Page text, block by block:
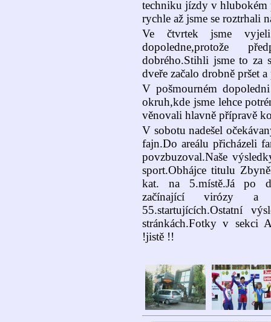
techniku jízdy v hlubokém
rychle až jsme se roztrhali
Ve čtvrtek jsme
dopoledne,protože
dobrého.Stihli jsme to za
dveře začalo drobně pršet
V pošmourném
okruh,kde jsme lehce
věnovali hlavně přípravě
V sobotu nadešel
fajn.Do areálu přicházeli
povzbuzoval.Naše
sport.Obhájce titulu
kat. na 5.místě.Já po
začínající virózy
55.startujících.Ostatní
stránkách.Fotky v sekci
!jistě !!